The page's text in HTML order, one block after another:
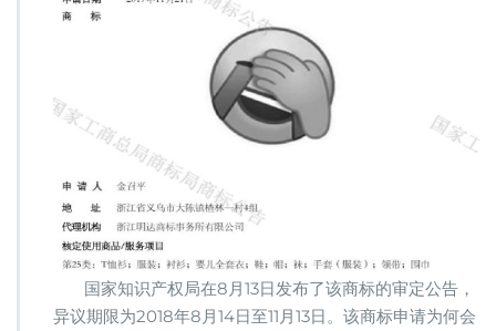
不
应
该
通
过
商
标
国家知识产权局在8月13日发布了该商标的审定公告，
异议期限为2018年8月14日至11月13日。该商标申请为何会